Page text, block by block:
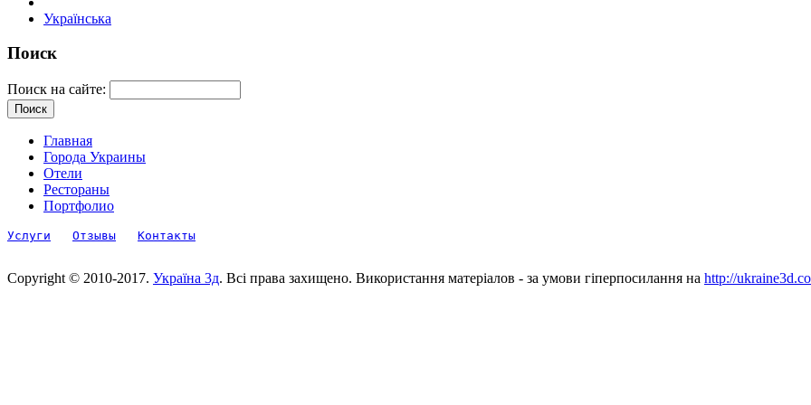
Українська
Поиск
Поиск на сайте:
Главная
Города Украины
Отели
Рестораны
Портфолио
Услуги Отзывы Контакты
Copyright © 2010-2017. Україна 3д. Всі права захищено. Використання матеріалов - за умови гіперпосилання на http://